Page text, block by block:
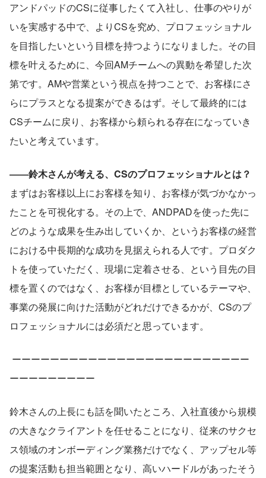
アンドパッドのCSに従事したくて入社し、仕事のやりが
いを実感する中で、よりCSを究め、プロフェッショナル
を目指したいという目標を持つようになりました。その目
標を叶えるために、今回AMチームへの異動を希望した次
第です。AMや営業という視点を持つことで、お客様にさ
らにプラスとなる提案ができるはず。そして最終的には
CSチームに戻り、お客様から頼られる存在になっていき
たいと考えています。
――鈴木さんが考える、CSのプロフェッショナルとは？
まずはお客様以上にお客様を知り、お客様が気づかなかっ
たことを可視化する。その上で、ANDPADを使った先に
どのような成果を生み出していくか、というお客様の経営
における中長期的な成功を見据えられる人です。プロダク
トを使っていただく、現場に定着させる、という目先の目
標を置くのではなく、お客様が目標としているテーマや、
事業の発展に向けた活動がどれだけできるかが、CSのプ
ロフェッショナルには必須だと思っています。
ーーーーーーーーーーーーーーーーーーーーーーーーー
ーーーーーーーーー
鈴木さんの上長にも話を聞いたところ、入社直後から規模
の大きなクライアントを任せることになり、従来のサクセ
ス領域のオンボーディング業務だけでなく、アップセル等
の提案活動も担当範囲となり、高いハードルがあったそう